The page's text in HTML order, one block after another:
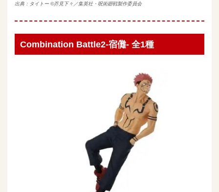
出典： タイトー ©芥見下々／集英社・呪術廻戦製作委員会
Combination Battle2-宿儺- 全1種